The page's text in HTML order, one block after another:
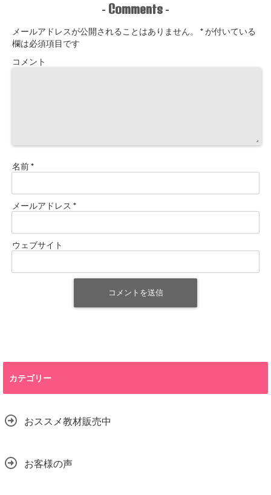
- Comments -
メールアドレスが公開されることはありません。 *が付いている
欄は必須項目です
コメント
名前*
メールアドレス *
ウェブサイト
カテゴリー
おススメ教材販売中
お客様の声